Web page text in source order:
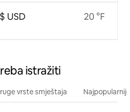
USD 20 °F
istražiti
vrste smještaja